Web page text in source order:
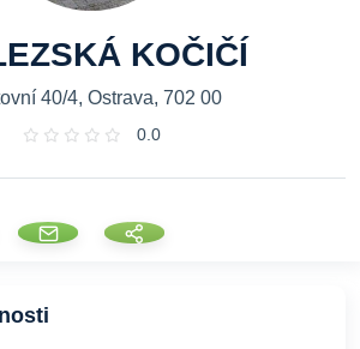
KOČIČÍ
40/4, Ostrava, 702 00
0.0